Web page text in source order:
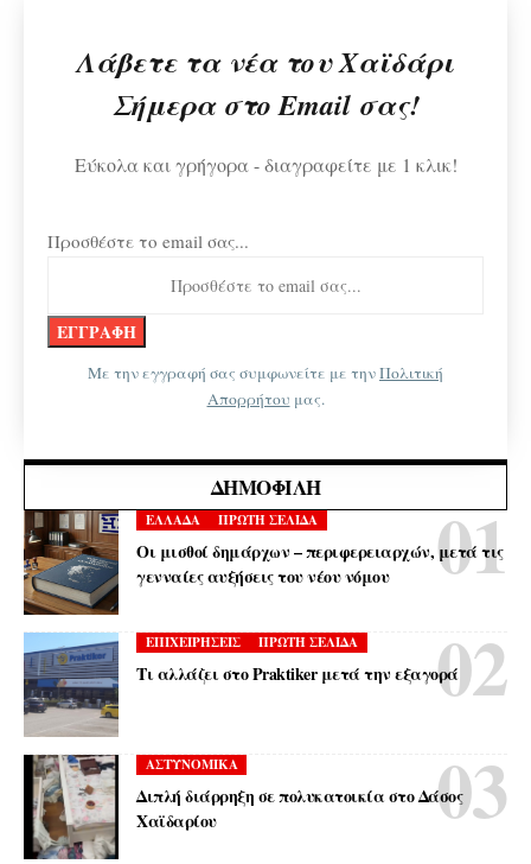
Λάβετε τα νέα του Χαϊδάρι
Σήμερα στο Email σας!
Εύκολα και γρήγορα - διαγραφείτε με 1 κλικ!
Προσθέστε το email σας...
Με την εγγραφή σας συμφωνείτε με τηνΠολιτική
Απορρήτου μας.
ΔΗΜΟΦΙΛΉ
ΕΛΛΑΔΑ ΠΡΩΤΗ ΣΕΛΙΔΑ
Οι μισθοί δημάρχων – περιφερειαρχών, μετά τις
γενναίες αυξήσεις του νέου νόμου
ΕΠΙΧΕΙΡΗΣΕΙΣ ΠΡΩΤΗ ΣΕΛΙΔΑ
Τι αλλάζει στο Praktiker μετά την εξαγορά
ΑΣΤΥΝΟΜΙΚΑ
Διπλή διάρρηξη σε πολυκατοικία στο Δάσος
Χαϊδαρίου